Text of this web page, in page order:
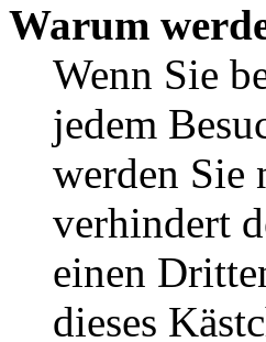
Warum
Wenn Sie
jedem
werden Sie
verhindert
einen
dieses